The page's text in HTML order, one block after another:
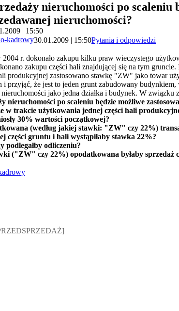
nieruchomości po scaleniu
nieruchomości?
| 15:50
kadrowy30.01.2009 | 15:50Pytania i odpowiedzi
2004 r. dokonało zakupu kilku praw wieczystego
zakupu części hali znajdującej się na tym
produkcyjnej zastosowano stawkę "ZW" jako towar
przyjąć, że jest to jeden grunt zabudowany
jako jedna działka i budynek. W związku
nieruchomości po scaleniu będzie możliwe
w trakcie użytkowania jednej części hali
30% wartości początkowej?
(według jakiej stawki: "ZW" czy 22%)
części gruntu i hali wystąpiłaby stawka 22%?
podlegałby odliczeniu?
("ZW" czy 22%) opodatkowana byłaby sprzedaż
Mateusz Jakubik, Rafał Prabucki - otwiera